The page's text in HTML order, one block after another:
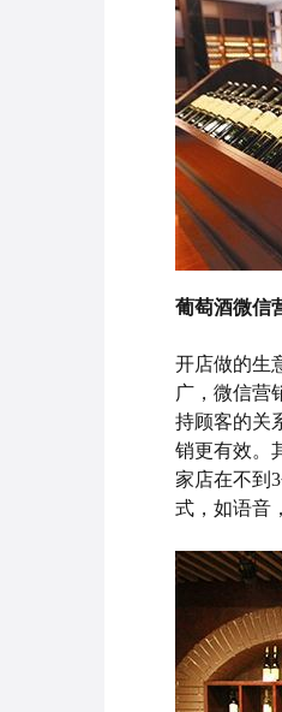
葡萄酒微信
开店做的生
广，微信营
持顾客的关
销更有效。
家店在不到
式，如语音